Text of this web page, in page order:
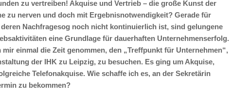
zu vertreiben! Akquise und Vertrieb – die große Kunst der
zu nerven und doch mit Ergebnisnotwendigkeit? Gerade für
Nachfragesog noch nicht kontinuierlich ist, sind gelungene
eine Grundlage für dauerhaften Unternehmenserfolg.
mir einmal die Zeit genommen, den „Treffpunkt für Unternehmen“,
der IHK zu Leipzig, zu besuchen. Es ging um Akquise,
Telefonakquise. Wie schaffe ich es, an der Sekretärin
zu bekommen?